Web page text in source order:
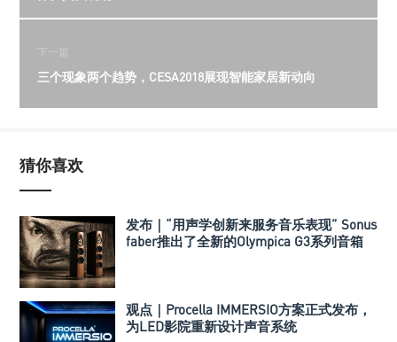
下一篇
三个现象两个趋势，CESA2018展现智能家居新动向
猜你喜欢
发布｜“用声学创新来服务音乐表现” Sonus
faber推出了全新的Olympica G3系列音箱
观点｜Procella IMMERSIO方案正式发布，
为LED影院重新设计声音系统